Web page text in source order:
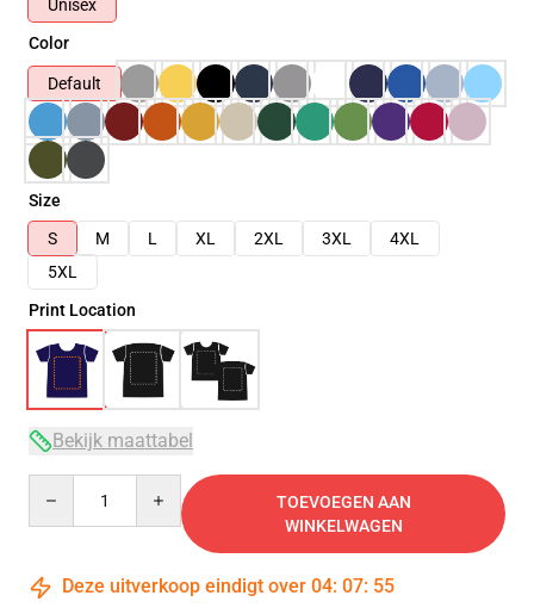
Unisex
Color
Default
Size
S
M L XL 2XL 3XL
4XL
5XL
Print Location
Bekijk maattabel
TOEVOEGEN AAN
WINKELWAGEN
Deze uitverkoop eindigt over 04: 07: 54